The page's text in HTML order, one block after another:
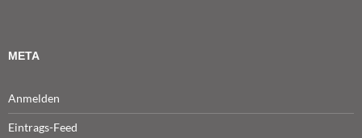
META
Anmelden
Eintrags-Feed